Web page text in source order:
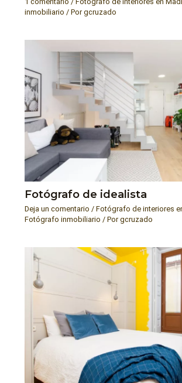
inmobiliario / Por gcruzado
Fotógrafo de idealista
Deja un comentario / Fotógrafo de interiores
Fotógrafo inmobiliario / Por gcruzado